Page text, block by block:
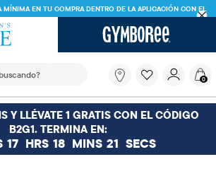
MÍNIMA EN TU COMPRA DENTRO DE LA APLICACIÓN CON EL
campo de búsqueda filtra las
buscando?
0
Y LLÉVATE 1 GRATIS CON EL CÓDIGO
B2G1. TERMINA EN:
17 HRS 18 MINS 21 SECS